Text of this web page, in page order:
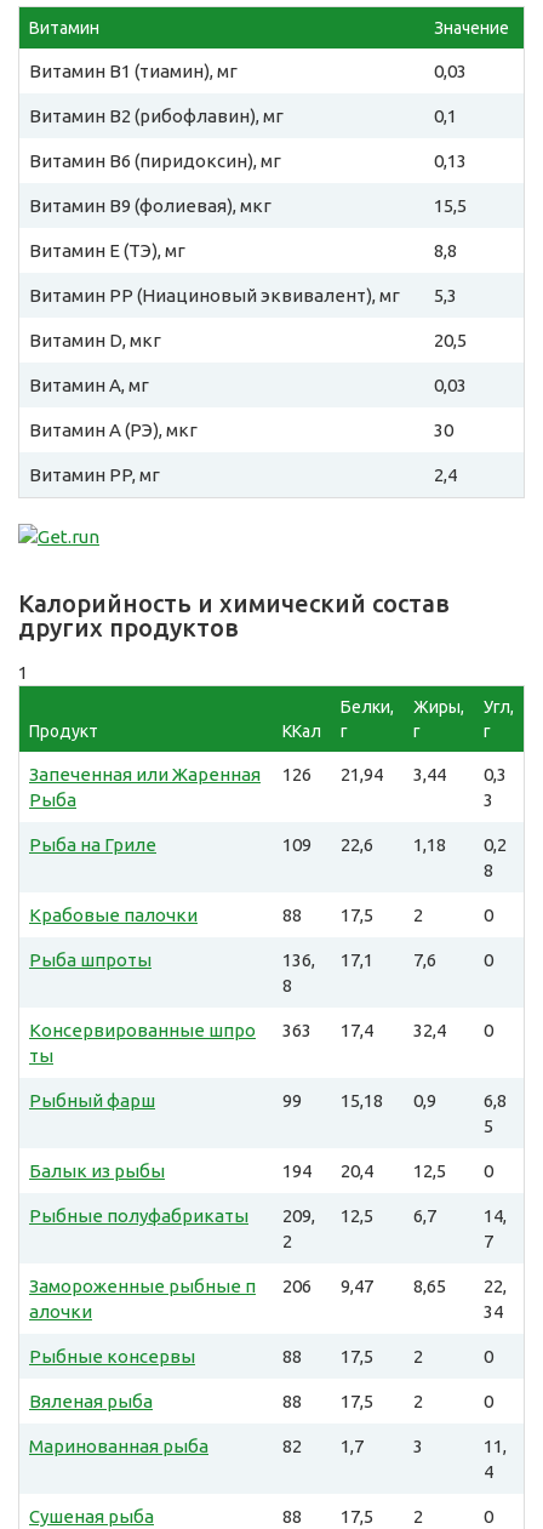
Витамин Значение
Витамин B1 (тиамин), мг 0,03
Витамин B2 (рибофлавин), мг 0,1
Витамин B6 (пиридоксин), мг 0,13
Витамин B9 (фолиевая), мкг 15,5
Витамин E (ТЭ), мг 8,8
Витамин PP (Ниациновый эквивалент), мг 5,3
Витамин D, мкг 20,5
Витамин A, мг 0,03
Витамин A (РЭ), мкг 30
Витамин PP, мг 2,4
Калорийность и химический состав
других продуктов
1
Продукт ККал
Белки,
г
Жиры,
г
Угл,
г
Запеченная или Жаренная
Рыба
126 21,94 3,44
0,3
3
Рыба на Гриле 109 22,6 1,18
0,2
8
Крабовые палочки 88 17,5 2 0
Рыба шпроты
136,
8
17,1 7,6 0
Консервированные шпро
ты
363 17,4 32,4 0
Рыбный фарш 99 15,18 0,9
6,8
5
Балык из рыбы 194 20,4 12,5 0
Рыбные полуфабрикаты
209,
2
12,5 6,7
14,
7
Замороженные рыбные п
алочки
206 9,47 8,65
22,
34
Рыбные консервы 88 17,5 2 0
Вяленая рыба 88 17,5 2 0
Маринованная рыба 82 1,7 3
11,
4
Сушеная рыба 88 17,5 2 0